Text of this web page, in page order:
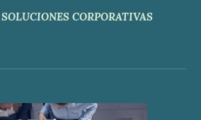
CORPORATIVAS